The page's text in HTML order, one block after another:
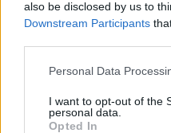
also be disclosed by us to
Downstream Participants
Personal Data
I want to opt-out of the
personal data.
Opted In
koncertų“ hitą,
žodžius
sukurtą dainą „Tu
„Apsidžiaugiau, kai